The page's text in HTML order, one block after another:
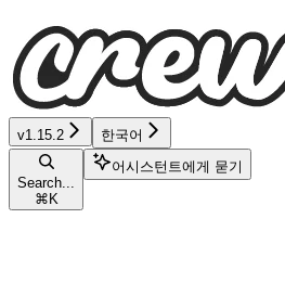
v1.15.2 한국어
Search...
⌘ K
어시스턴트에게 묻기